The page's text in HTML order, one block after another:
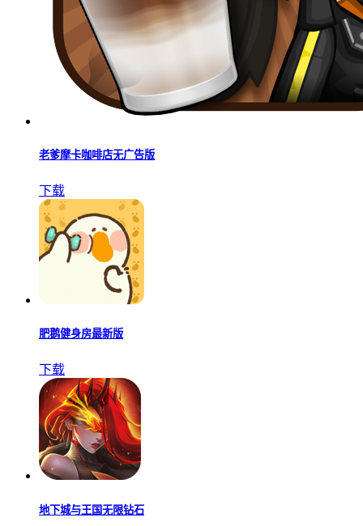
老爹摩卡咖啡店无广告版
下载
肥鹅健身房最新版
下载
地下城与王国无限钻石